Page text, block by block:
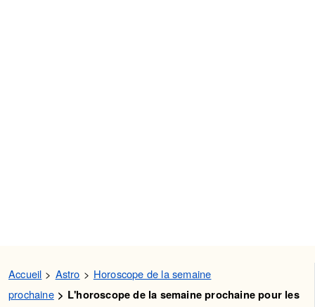
Accueil Astro
Horoscope de la semaine
prochaine
L'horoscope de la semaine prochaine pour les